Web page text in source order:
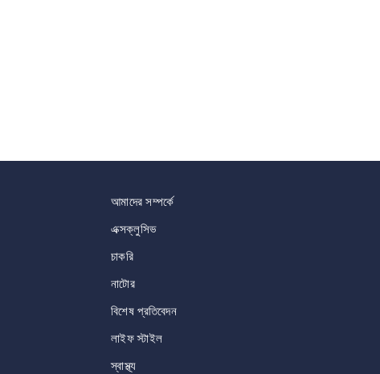
আমাদের সম্পর্কে
এক্সক্লুসিভ
চাকরি
নাটোর
বিশেষ প্রতিবেদন
লাইফ স্টাইল
স্বাস্থ্য